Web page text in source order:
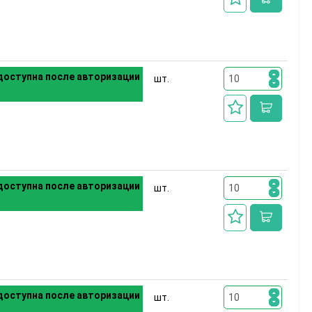
после авторизации шт.
после авторизации шт.
после авторизации шт.